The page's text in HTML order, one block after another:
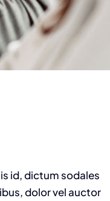
id, dictum sodales
dolor vel auctor